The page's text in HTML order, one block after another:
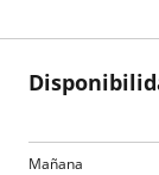
Mañana